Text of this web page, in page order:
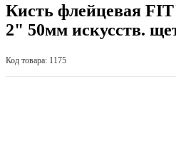
Кисть флейцевая
2" 50мм искусств.
Код товара: 1175